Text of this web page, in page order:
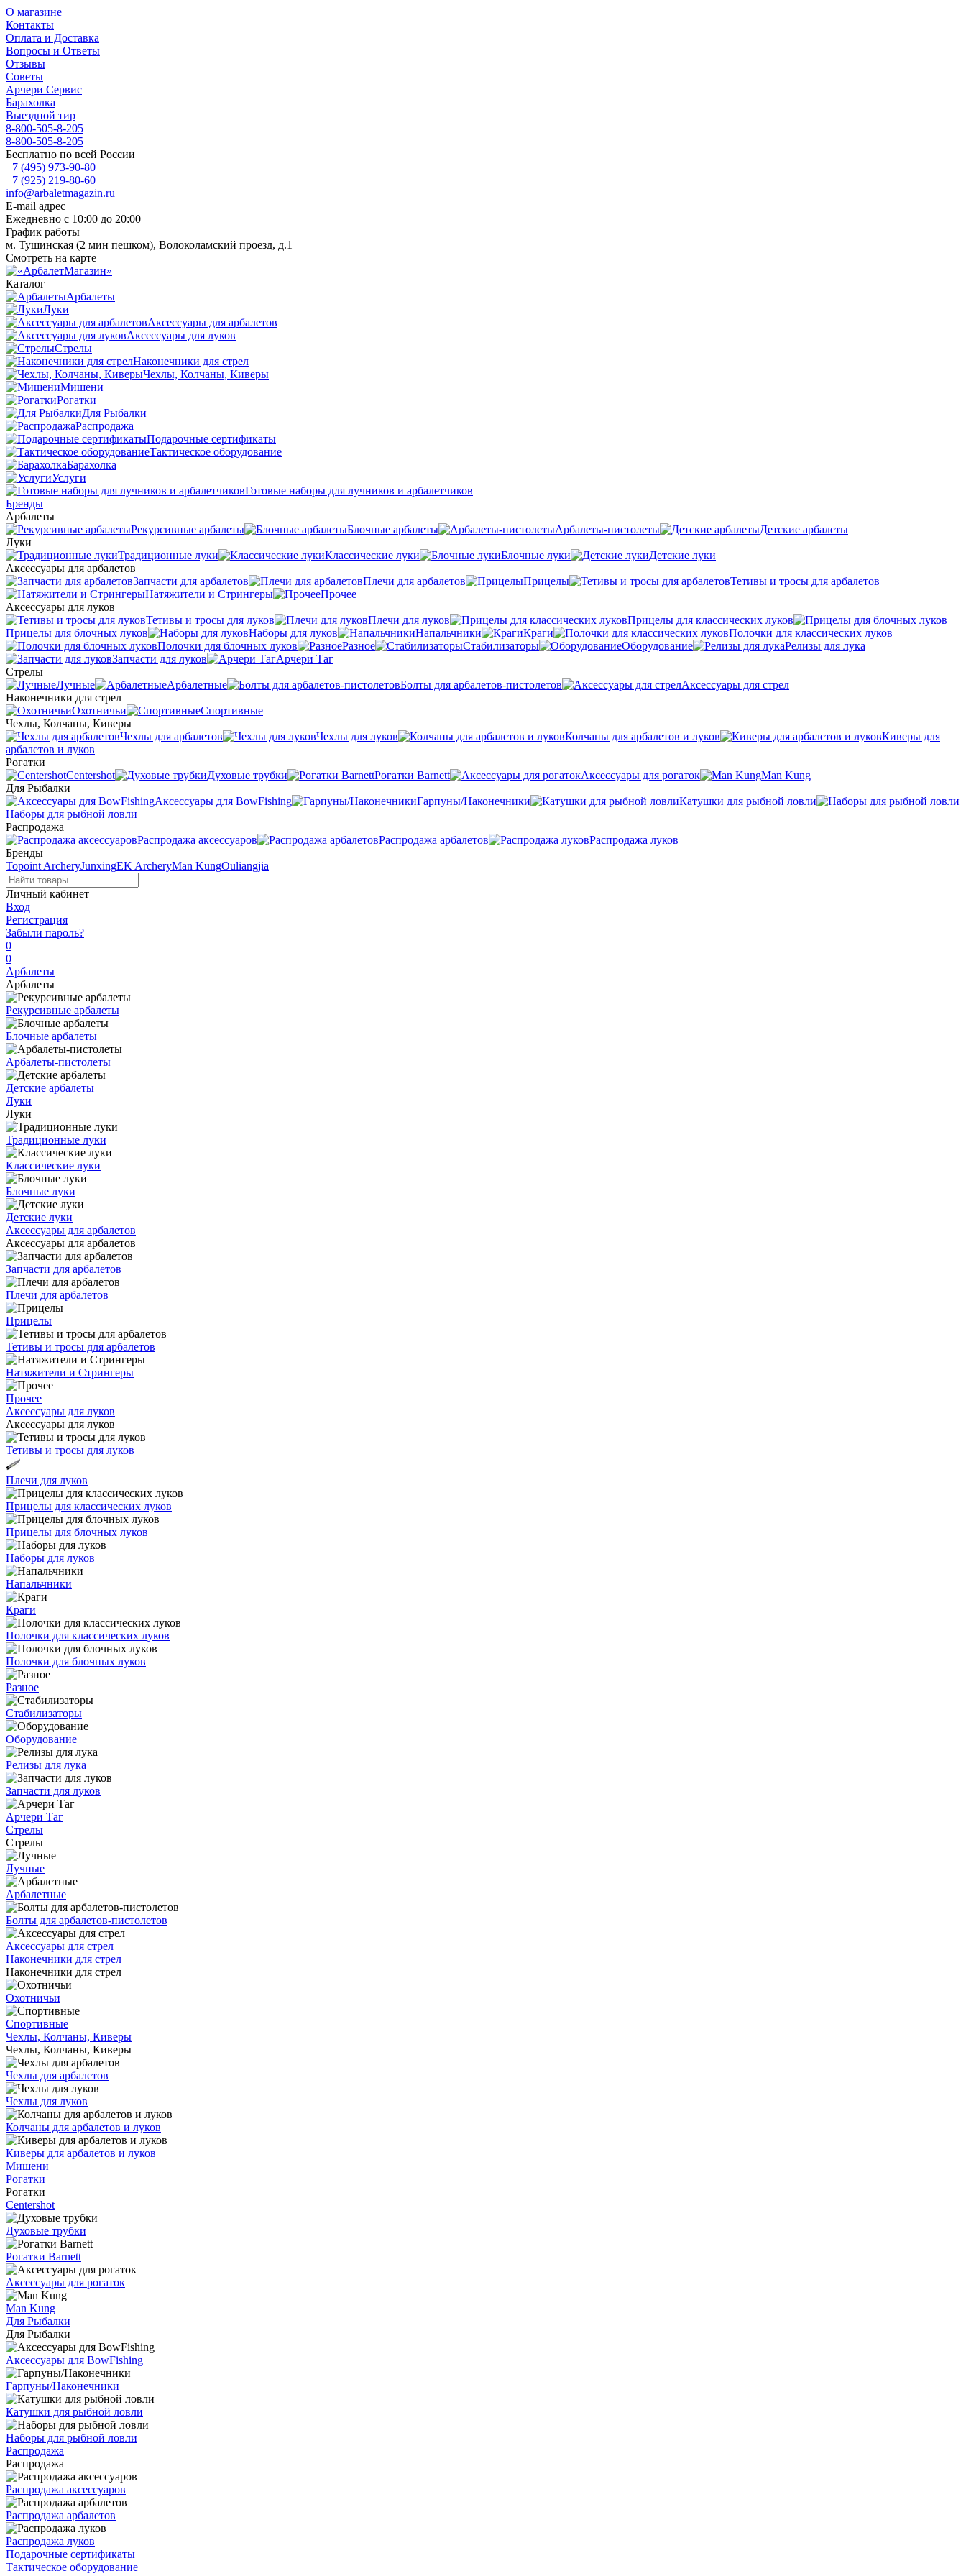
О магазине
Контакты
Оплата и Доставка
Вопросы и Ответы
Отзывы
Советы
Арчери Сервис
Барахолка
Выездной тир
8-800-505-8-205
8-800-505-8-205
Бесплатно по всей России
+7 (495) 973-90-80
+7 (925) 219-80-60
info@arbaletmagazin.ru
E-mail адрес
Ежедневно с 10:00 до 20:00
График работы
м. Тушинская (2 мин пешком), Волоколамский проезд, д.1
Смотреть на карте
Каталог
Арбалеты
Луки
Аксессуары для арбалетов
Аксессуары для луков
Стрелы
Наконечники для стрел
Чехлы, Колчаны, Киверы
Мишени
Рогатки
Для Рыбалки
Распродажа
Подарочные сертификаты
Тактическое оборудование
Барахолка
Услуги
Готовые наборы для лучников и арбалетчиков
Бренды
Арбалеты
Рекурсивные арбалеты
Блочные арбалеты Арбалеты-пистолеты
Детские арбалеты
Луки
Традиционные луки
Классические луки Блочные луки
Детские луки
Аксессуары для арбалетов
Запчасти для арбалетов
Плечи для арбалетов Прицелы
Тетивы и тросы для арбалетов
Натяжители и Стрингеры
Прочее
Аксессуары для луков
Тетивы и тросы для луков
Плечи для луков
Прицелы для классических луков
Прицелы для блочных луков
Наборы для луков Напальчники Краги
Полочки для классических луков
Полочки для блочных луков
Разное Стабилизаторы Оборудование
Релизы для лука
Запчасти для луков
Арчери Таг
Стрелы
Лучные
Арбалетные Болты для арбалетов-пистолетов
Аксессуары для стрел
Наконечники для стрел
Охотничьи
Спортивные
Чехлы, Колчаны, Киверы
Чехлы для арбалетов
Чехлы для луков Колчаны для арбалетов и луков
Киверы для
арбалетов и луков
Рогатки
Centershot
Духовые трубки Рогатки Barnett Аксессуары для рогаток
Man Kung
Для Рыбалки
Аксессуары для BowFishing
Гарпуны/Наконечники
Катушки для рыбной ловли
Наборы для рыбной ловли
Распродажа
Распродажа аксессуаров
Распродажа арбалетов
Распродажа луков
Бренды
Topoint ArcheryJunxingEK ArcheryMan KungOuliangjia
Личный кабинет
Вход
Регистрация
Забыли пароль?
0
0
Арбалеты
Арбалеты
Рекурсивные арбалеты
Блочные арбалеты
Арбалеты-пистолеты
Детские арбалеты
Луки
Луки
Традиционные луки
Классические луки
Блочные луки
Детские луки
Аксессуары для арбалетов
Аксессуары для арбалетов
Запчасти для арбалетов
Плечи для арбалетов
Прицелы
Тетивы и тросы для арбалетов
Натяжители и Стрингеры
Прочее
Аксессуары для луков
Аксессуары для луков
Тетивы и тросы для луков
Плечи для луков
Прицелы для классических луков
Прицелы для блочных луков
Наборы для луков
Напальчники
Краги
Полочки для классических луков
Полочки для блочных луков
Разное
Стабилизаторы
Оборудование
Релизы для лука
Запчасти для луков
Арчери Таг
Стрелы
Стрелы
Лучные
Арбалетные
Болты для арбалетов-пистолетов
Аксессуары для стрел
Наконечники для стрел
Наконечники для стрел
Охотничьи
Спортивные
Чехлы, Колчаны, Киверы
Чехлы, Колчаны, Киверы
Чехлы для арбалетов
Чехлы для луков
Колчаны для арбалетов и луков
Киверы для арбалетов и луков
Мишени
Рогатки
Рогатки
Centershot
Духовые трубки
Рогатки Barnett
Аксессуары для рогаток
Man Kung
Для Рыбалки
Для Рыбалки
Аксессуары для BowFishing
Гарпуны/Наконечники
Катушки для рыбной ловли
Наборы для рыбной ловли
Распродажа
Распродажа
Распродажа аксессуаров
Распродажа арбалетов
Распродажа луков
Подарочные сертификаты
Тактическое оборудование